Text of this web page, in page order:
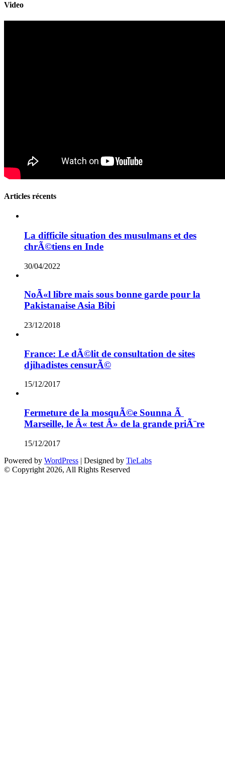
Video
Articles récents
La difficile situation des musulmans et des
chrÃ©tiens en Inde
30/04/2022
NoÃ«l libre mais sous bonne garde pour la
Pakistanaise Asia Bibi
23/12/2018
France: Le dÃ©lit de consultation de sites
djihadistes censurÃ©
15/12/2017
Fermeture de la mosquÃ©e Sounna Ã
Marseille, le Â« test Â» de la grande priÃ¨re
15/12/2017
Powered by WordPress | Designed by TieLabs
© Copyright 2026, All Rights Reserved